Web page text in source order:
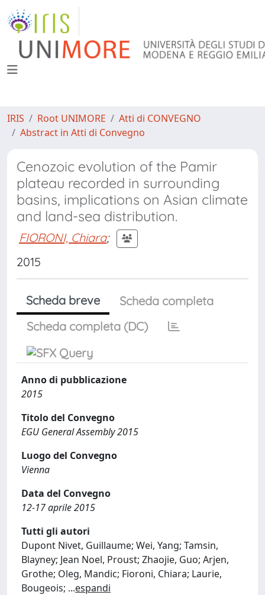
IRIS Root UNIMORE
Atti di CONVEGNO
Abstract in Atti di Convegno
Cenozoic evolution of the Pamir
plateau recorded in surrounding
basins, implications on Asian climate
and land-sea distribution.
FIORONI, Chiara;
2015
Scheda breve
Scheda completa
Scheda completa (DC)
Anno di pubblicazione
2015
Titolo del Convegno
EGU General Assembly 2015
Luogo del Convegno
Vienna
Data del Convegno
12-17 aprile 2015
Tutti gli autori
Dupont Nivet, Guillaume; Wei, Yang; Tamsin,
Blayney; Jean Noel, Proust; Zhaojie, Guo; Arjen,
Grothe; Oleg, Mandic; Fioroni, Chiara; Laurie,
Bougeois; ...espandi